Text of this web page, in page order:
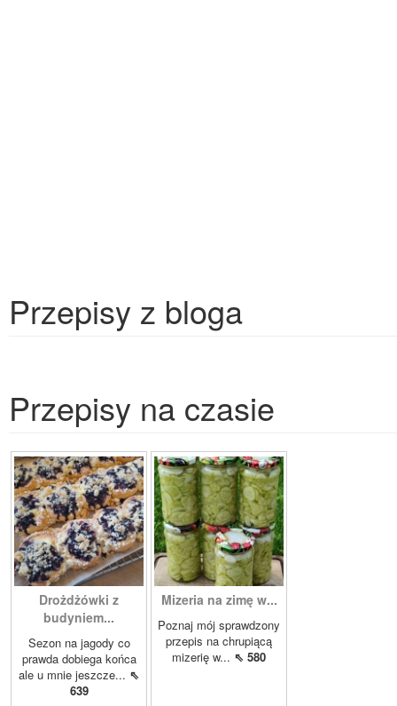
Przepisy z bloga
Przepisy na czasie
Drożdżówki z
budyniem...
Sezon na jagody co
prawda dobiega końca
ale u mnie jeszcze... ⇖
639
Mizeria na zimę w...
Poznaj mój sprawdzony
przepis na chrupiącą
mizerię w... ⇖ 580